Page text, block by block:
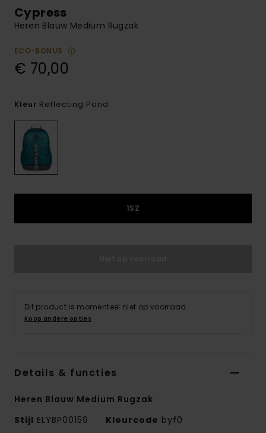
Cypress
Heren Blauw Medium Rugzak
ECO-BONUS
€ 70,00
Kleur Reflecting Pond
1SZ
Dit product is momenteel niet op voorraad.
Koop andere opties
Details & functies
Heren Blauw Medium Rugzak
Stijl ELYBP00159 Kleurcode byf0